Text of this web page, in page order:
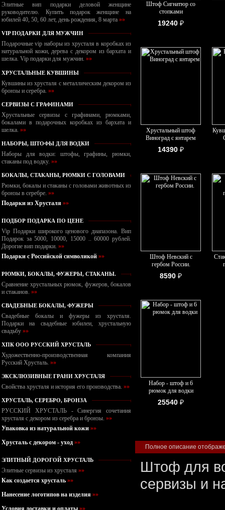
Элитные вип подарки деловой женщине
руководителю. Купить подарок женщине на
юбилей 40, 50, 60 лет, день рождения, 8 марта »»
VIP ПОДАРКИ ДЛЯ МУЖЧИН
Подарочные vip наборы из хрусталя в коробках из
натуральной кожи, дерева с декором из бархата и
шелка. Vip подарки для мужчин. »»
ХРУСТАЛЬНЫЕ КУВШИНЫ
Кувшины из хрусталя с металлическим декором из
бронзы и серебра. »»
СЕРВИЗЫ С ГРАФИНАМИ
Хрустальные сервизы с графинами, рюмками,
бокалами в подарочных коробках из бархата и
шелка. »»
НАБОРЫ, ШТОФЫ ДЛЯ ВОДКИ
Наборы для водки: штофы, графины, рюмки,
стаканы под водку. »»
БОКАЛЫ, СТАКАНЫ, РЮМКИ С ГОЛОВАМИ
Рюмки, бокалы и стаканы с головами животных из
бронзы в серебре. »»
Подарки из Хрусталя »»
ПОДБОР ПОДАРКА ПО ЦЕНЕ
Vip Подарки широкого ценового диапазона. Вип
Подарок за 5000, 10000, 15000 .. 60000 рублей.
Дорогие вип подарки. »»
Подарки с Российской символикой »»
РЮМКИ, БОКАЛЫ, ФУЖЕРЫ, СТАКАНЫ.
Сравнение хрустальных рюмок, фужеров, бокалов
и стаканов. »»
СВАДЕБНЫЕ БОКАЛЫ, ФУЖЕРЫ
Свадебные бокалы и фужеры из хрусталя.
Подарки на свадебные юбилеи, хрустальную
свадьбу »»
ХПК ООО РУССКИЙ ХРУСТАЛЬ
Художественно-производственная компания
Русский Хрусталь. »»
ЭКСКЛЮЗИВНЫЕ ГРАНИ ХРУСТАЛЯ
Свойства хрусталя и история его производства. »»
ХРУСТАЛЬ, СЕРЕБРО, БРОНЗА
РУССКИЙ ХРУСТАЛЬ - Синергия сочетания
хрусталя с декором из серебра и бронзы. »»
Упаковка из натуральной кожи »»
Хрусталь с декором - уход »»
ЭЛИТНЫЙ ДОРОГОЙ ХРУСТАЛЬ
Элитные сервизы из хрусталя »»
Как создается хрусталь »»
Нанесение логотипов на изделия »»
Условия доставки и оплаты »»
Штоф Сигнатюр со
стопками
19240 ₽
Хрустальный штоф
Виноград с янтарем
14390 ₽
Штоф Невский с
гербом России.
8590 ₽
Набор - штоф и 6
рюмок для водки
25540 ₽
Полное описание
Штоф для
сервизы и